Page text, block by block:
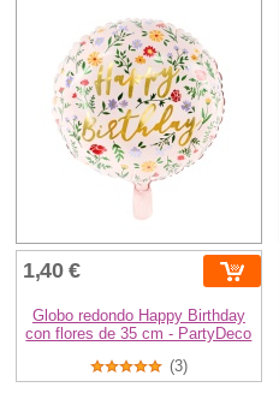
1,40 €
Globo redondo Happy Birthday
con flores de 35 cm - PartyDeco
(3)